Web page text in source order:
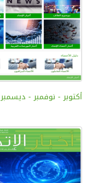
أكتوبر - نوفمبر - ديسمبر 2021